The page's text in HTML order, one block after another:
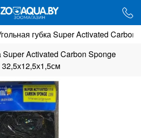
губка Super Activated
Super Activated Carbon Sponge
32,5х12,5х1,5см